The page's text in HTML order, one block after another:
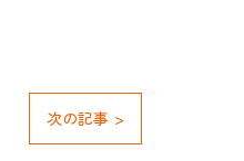
次の記事 >